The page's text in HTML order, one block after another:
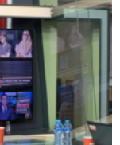
და თქვენი
"პოსტაობა"
თქვენი
დანაშაულის
კუპატაძე ნანუკა